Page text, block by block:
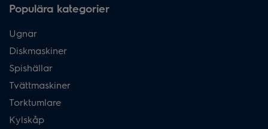
Populära kategorier
Ugnar
Diskmaskiner
Spishällar
Tvättmaskiner
Torktumlare
Kylskåp